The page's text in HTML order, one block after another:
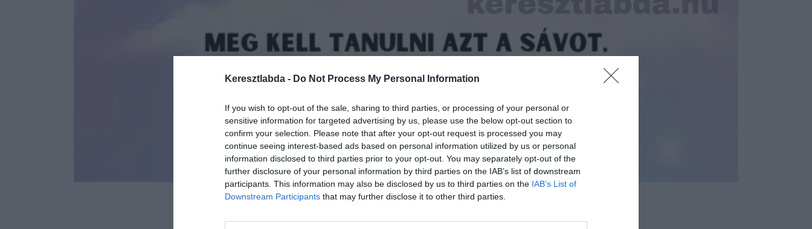
Keresztlabda - Do Not Process My Personal Information
If you wish to opt-out of the sale, sharing to third parties, or processing of your personal or
sensitive information for targeted advertising by us, please use the below opt-out section to
confirm your selection. Please note that after your opt-out request is processed you may
continue seeing interest-based ads based on personal information utilized by us or personal
information disclosed to third parties prior to your opt-out. You may separately opt-out of the
further disclosure of your personal information by third parties on the IAB’s list of downstream
participants. This information may also be disclosed by us to third parties on the IAB’s List of
Downstream Participants that may further disclose it to other third parties.
Hirdetés